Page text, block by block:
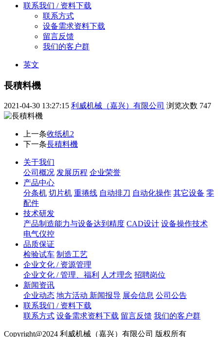
联系我们 / 资料下载
联系方式
设备需求资料下载
留言反馈
我们的客户群
英文
長積料機
2021-04-30 13:27:15 利威机械（嘉兴）有限公司 浏览次数 747
上一条收纸机2
下一条長積料機
关于我们
公司概况 发展历程 企业荣誉
产品中心
分条机 切片机 重捲线 自动排刀 自动化操作 其它设备 零
配件
技术研发
产品制造能力与设备达到精度 CAD设计 设备操作技术
电气仪控
品质保证
检验试车 制造工艺
企业文化 / 资源管理
企业文化 / 管理、福利
人才理念 招聘岗位
新闻资讯
企业动态 地方活动 新闻报导 展会信息 公司公告
联系我们 / 资料下载
联系方式 设备需求资料下载 留言反馈 我们的客户群
Copyright@2024 利威机械（嘉兴）有限公司 版权所有